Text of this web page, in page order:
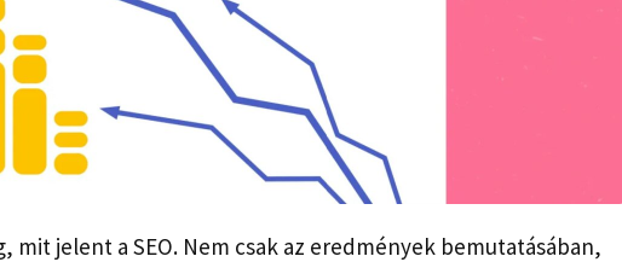
mit jelent a SEO. Nem csak az eredmények bemutatásában,